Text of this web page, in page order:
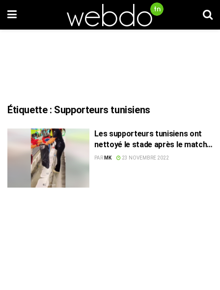
Étiquette : Supporteurs tunisiens
Les supporteurs tunisiens ont
nettoyé le stade après le match
contre le Danemark (vidéo)
PAR MK 23 NOVEMBRE 2022